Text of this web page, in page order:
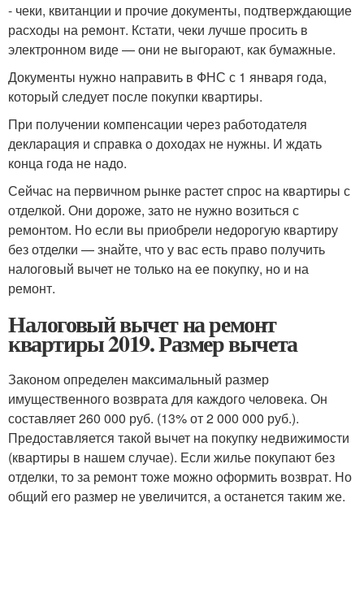
- чеки, квитанции и прочие документы, подтверждающие
расходы на ремонт. Кстати, чеки лучше просить в
электронном виде — они не выгорают, как бумажные.
Документы нужно направить в ФНС с 1 января года,
который следует после покупки квартиры.
При получении компенсации через работодателя
декларация и справка о доходах не нужны. И ждать
конца года не надо.
Сейчас на первичном рынке растет спрос на квартиры с
отделкой. Они дороже, зато не нужно возиться с
ремонтом. Но если вы приобрели недорогую квартиру
без отделки — знайте, что у вас есть право получить
налоговый вычет не только на ее покупку, но и на
ремонт.
Налоговый вычет на ремонт
квартиры 2019. Размер вычета
Законом определен максимальный размер
имущественного возврата для каждого человека. Он
составляет 260 000 руб. (13% от 2 000 000 руб.).
Предоставляется такой вычет на покупку недвижимости
(квартиры в нашем случае). Если жилье покупают без
отделки, то за ремонт тоже можно оформить возврат. Но
общий его размер не увеличится, а останется таким же.